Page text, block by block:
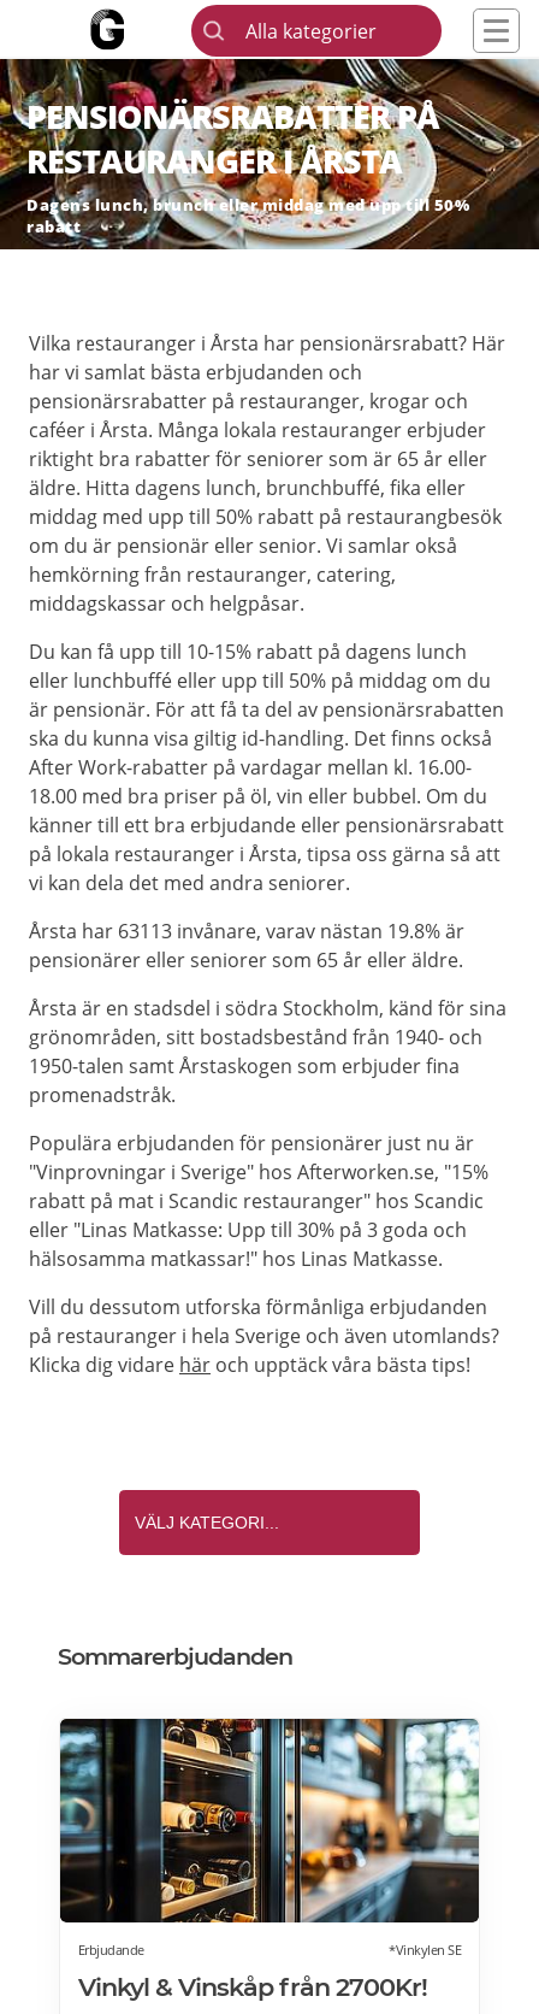
Alla kategorier
PENSIONÄRSRABATTER PÅ
RESTAURANGER I ÅRSTA
Dagens lunch, brunch eller middag med upp till 50%
rabatt
Vilka restauranger i Årsta har pensionärsrabatt? Här
har vi samlat bästa erbjudanden och
pensionärsrabatter på restauranger, krogar och
caféer i Årsta. Många lokala restauranger erbjuder
riktight bra rabatter för seniorer som är 65 år eller
äldre. Hitta dagens lunch, brunchbuffé, fika eller
middag med upp till 50% rabatt på restaurangbesök
om du är pensionär eller senior. Vi samlar okså
hemkörning från restauranger, catering,
middagskassar och helgpåsar.
Du kan få upp till 10-15% rabatt på dagens lunch
eller lunchbuffé eller upp till 50% på middag om du
är pensionär. För att få ta del av pensionärsrabatten
ska du kunna visa giltig id-handling. Det finns också
After Work-rabatter på vardagar mellan kl. 16.00-
18.00 med bra priser på öl, vin eller bubbel. Om du
känner till ett bra erbjudande eller pensionärsrabatt
på lokala restauranger i Årsta, tipsa oss gärna så att
vi kan dela det med andra seniorer.
Årsta har 63113 invånare, varav nästan 19.8% är
pensionärer eller seniorer som 65 år eller äldre.
Årsta är en stadsdel i södra Stockholm, känd för sina
grönområden, sitt bostadsbestånd från 1940- och
1950-talen samt Årstaskogen som erbjuder fina
promenadstråk.
Populära erbjudanden för pensionärer just nu är
"Vinprovningar i Sverige" hos Afterworken.se, "15%
rabatt på mat i Scandic restauranger" hos Scandic
eller "Linas Matkasse: Upp till 30% på 3 goda och
hälsosamma matkassar!" hos Linas Matkasse.
Vill du dessutom utforska förmånliga erbjudanden
på restauranger i hela Sverige och även utomlands?
Klicka dig vidare här och upptäck våra bästa tips!
Sommarerbjudanden
Erbjudande *Vinkylen SE
Vinkyl & Vinskåp från 2700Kr!